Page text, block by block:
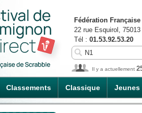
Classements Classique Jeunes
Fédération
22 rue Esquirol,
Tél : 01.53.92.53.20
Il y a actuellement